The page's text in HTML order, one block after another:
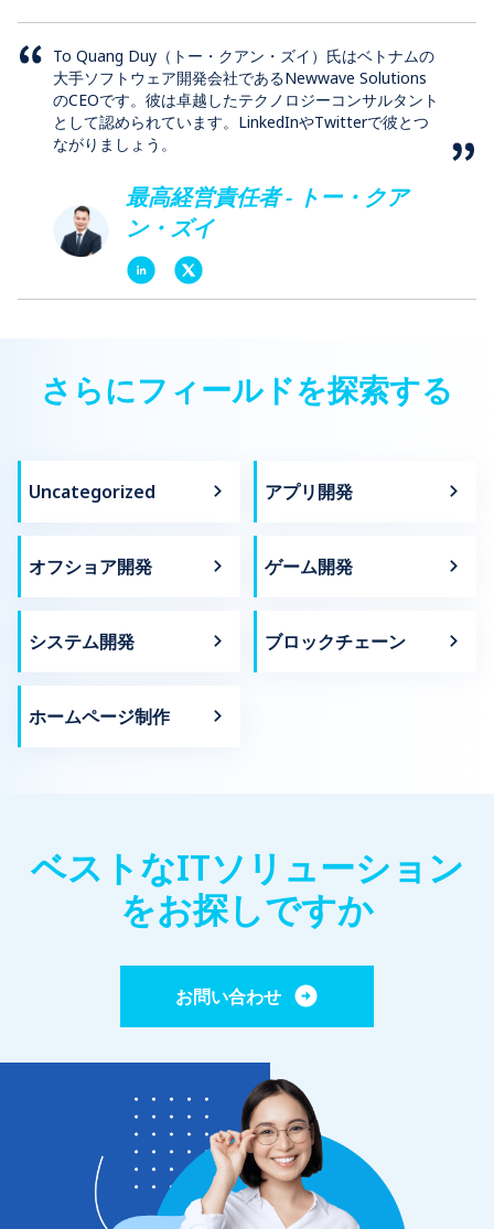
To Quang Duy（トー・クアン・ズイ）氏はベトナムの
大手ソフトウェア開発会社であるNewwave Solutions
のCEOです。彼は卓越したテクノロジーコンサルタント
として認められています。LinkedInやTwitterで彼とつ
ながりましょう。
最高経営責任者 - トー・クア
ン・ズイ
さらにフィールドを探索する
Uncategorized アプリ開発
オフショア開発 ゲーム開発
システム開発 ブロックチェーン
ホームページ制作
ベストなITソリューション
をお探しですか
お問い合わせ